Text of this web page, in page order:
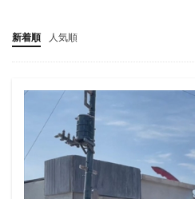
新着順 人気順